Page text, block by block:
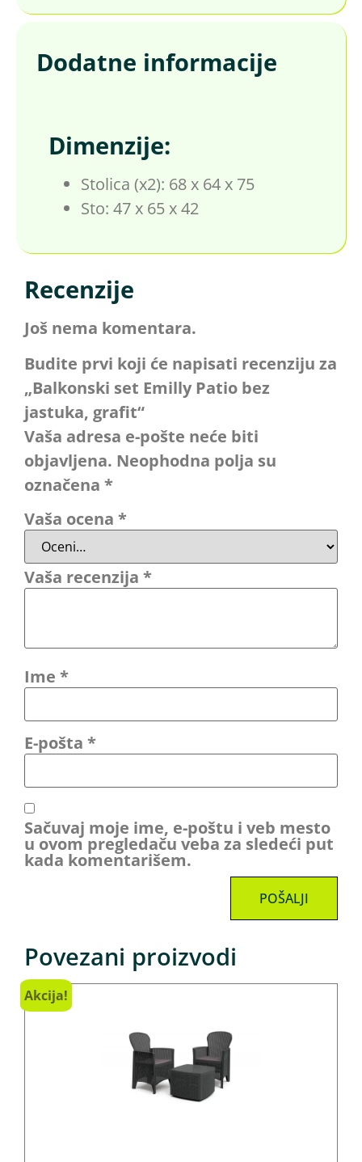
Dodatne informacije
Dimenzije:
Stolica (x2): 68 x 64 x 75
Sto: 47 x 65 x 42
Recenzije
Još nema komentara.
Budite prvi koji će napisati recenziju za
„Balkonski set Emilly Patio bez
jastuka, grafit“
Vaša adresa e-pošte neće biti
objavljena. Neophodna polja su
označena *
Vaša ocena *
Vaša recenzija *
Ime *
E-pošta *
Sačuvaj moje ime, e-poštu i veb mesto
u ovom pregledaču veba za sledeći put
kada komentarišem.
Povezani proizvodi
Akcija!